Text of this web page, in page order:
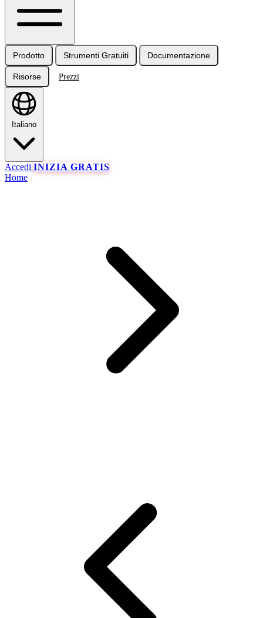
Prodotto Strumenti Gratuiti Documentazione
Risorse Prezzi
Italiano
Accedi INIZIA GRATIS
Home